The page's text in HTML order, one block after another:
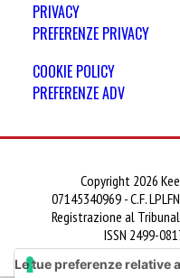
PRIVACY
PREFERENZE PRIVACY
COOKIE POLICY
PREFERENZE ADV
Copyright 2026
07145340969 - C.F.
Registrazione al
ISSN 2499-
Le tue preferenze relative